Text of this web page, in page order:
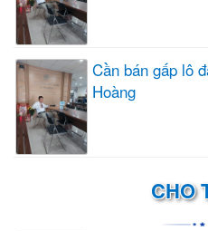
Cần bán gấp lô
Hoàng
CHO